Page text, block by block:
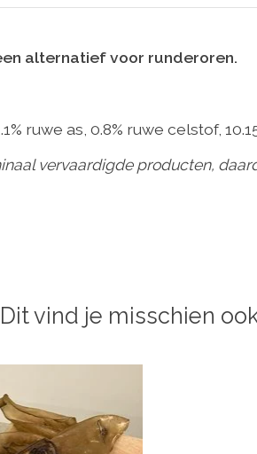
alternatief voor runderoren.
ruwe as, 0.8% ruwe celstof,
vervaardigde producten,
Dit vind je misschien